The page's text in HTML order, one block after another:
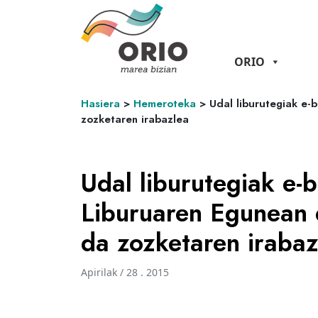
ORIO
Hasiera > Hemeroteka > Udal liburutegiak e-
zozketaren irabazlea
Udal liburutegiak e-
Liburuaren
da zozketaren
Apirilak / 28 . 2015